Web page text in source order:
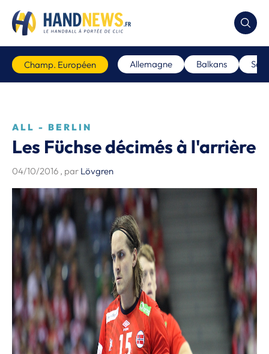
Champ. Européen Allemagne Balkans
ALL - BERLIN
Les Füchse décimés à l'arrière
04/10/2016 , par Lövgren